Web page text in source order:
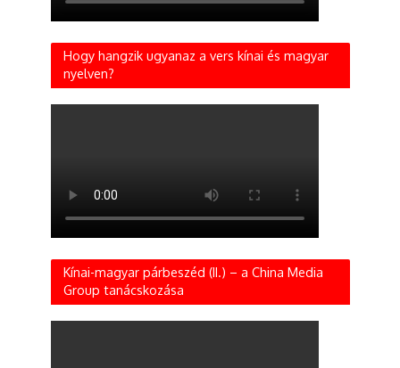
Hogy hangzik ugyanaz a vers kínai és magyar
nyelven?
Kínai-magyar párbeszéd (II.) – a China Media
Group tanácskozása